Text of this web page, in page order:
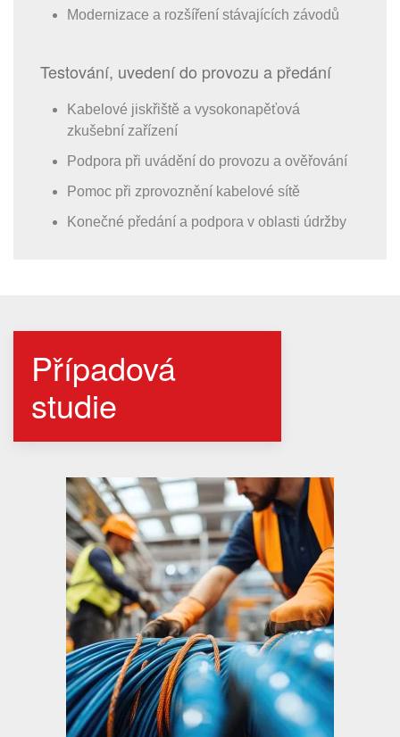
Modernizace a rozšíření stávajících závodů
Testování, uvedení do provozu a předání
Kabelové jiskřiště a vysokonapěťová
zkušební zařízení
Podpora při uvádění do provozu a ověřování
Pomoc při zprovoznění kabelové sítě
Konečné předání a podpora v oblasti údržby
Případová
studie